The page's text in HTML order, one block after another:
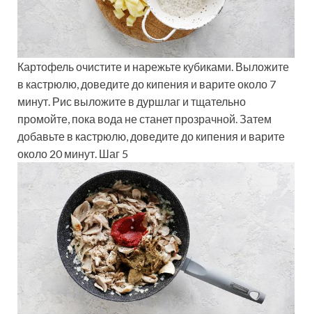
Картофель очистите и нарежьте кубиками. Выложите
в кастрюлю, доведите до кипения и варите около 7
минут. Рис выложите в дуршлаг и тщательно
промойте, пока вода не станет прозрачной. Затем
добавьте в кастрюлю, доведите до кипения и варите
около 20 минут. Шаг 5